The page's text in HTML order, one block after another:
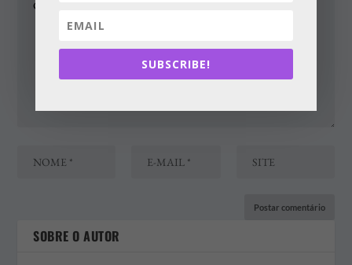
SOBRE O AUTOR
SUBSCRIBE!